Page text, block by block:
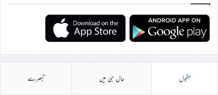
مقبول حال ہی میں تبصرے